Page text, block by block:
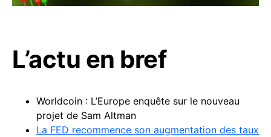
L’actu en bref
Worldcoin : L’Europe enquête sur le nouveau
projet de Sam Altman
La FED recommence son augmentation des taux